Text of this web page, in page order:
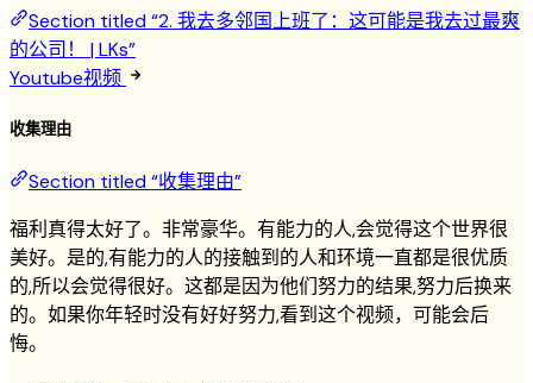
Section titled “2. 我去多邻国上班了：这可能是我去过最爽
的公司！ | LKs”
Youtube视频
收集理由
Section titled “收集理由”
福利真得太好了。非常豪华。有能力的人,会觉得这个世界很
美好。是的,有能力的人的接触到的人和环境一直都是很优质
的,所以会觉得很好。这都是因为他们努力的结果,努力后换来
的。如果你年轻时没有好好努力,看到这个视频，可能会后
悔。